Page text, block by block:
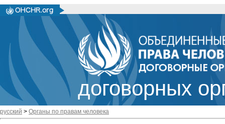
договорных
русский > Органы по правам человека